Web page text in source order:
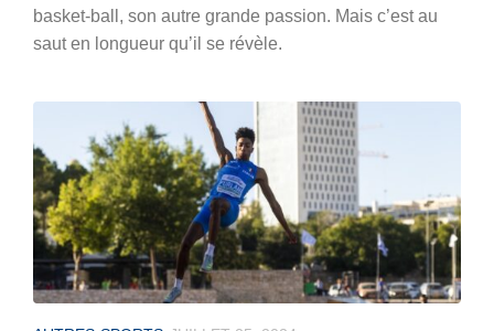
basket-ball, son autre grande passion. Mais c’est au
saut en longueur qu’il se révèle.